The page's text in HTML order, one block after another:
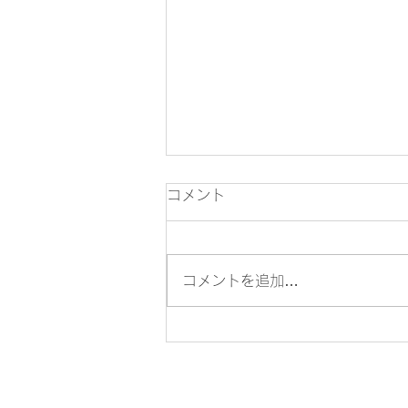
自立論あとがき
コメント
コメントを追加…